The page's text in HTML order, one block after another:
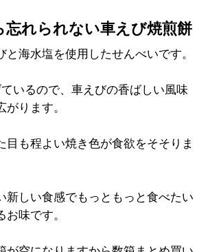
忘れられない車えび焼煎餅
と海水塩を使用したせんべいです。
いるので、車えびの香ばしい風味
ります。
目も程よい焼き色が食欲をそそりま
新しい食感でもっともっと食べたい
お味です。